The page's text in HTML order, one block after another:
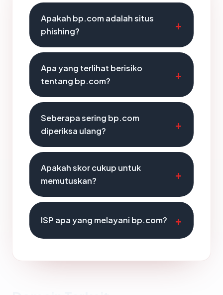
Apakah bp.com adalah situs
phishing?
Apa yang terlihat berisiko
tentang bp.com?
Seberapa sering bp.com
diperiksa ulang?
Apakah skor cukup untuk
memutuskan?
ISP apa yang melayani bp.com?